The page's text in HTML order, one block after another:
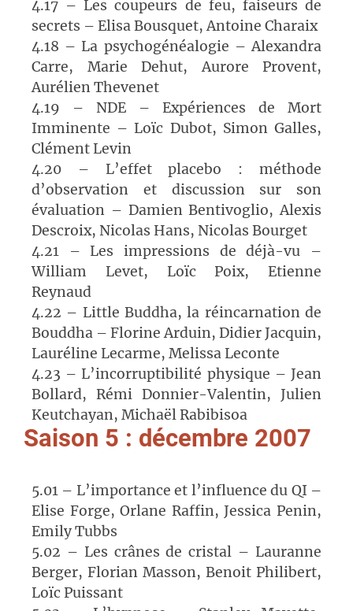
4.17 – Les coupeurs de feu, faiseurs de
secrets – Elisa Bousquet, Antoine Charaix
4.18 – La psychogénéalogie – Alexandra
Carre, Marie Dehut, Aurore Provent,
Aurélien Thevenet
4.19 – NDE – Expériences de Mort
Imminente – Loïc Dubot, Simon Galles,
Clément Levin
4.20 – L’effet placebo : méthode
d’observation et discussion sur son
évaluation – Damien Bentivoglio, Alexis
Descroix, Nicolas Hans, Nicolas Bourget
4.21 – Les impressions de déjà-vu –
William Levet, Loïc Poix, Etienne
Reynaud
4.22 – Little Buddha, la réincarnation de
Bouddha – Florine Arduin, Didier Jacquin,
Lauréline Lecarme, Melissa Leconte
4.23 – L’incorruptibilité physique – Jean
Bollard, Rémi Donnier-Valentin, Julien
Keutchayan, Michaël Rabibisoa
Saison 5 : décembre 2007
5.01 – L’importance et l’influence du QI –
Elise Forge, Orlane Raffin, Jessica Penin,
Emily Tubbs
5.02 – Les crânes de cristal – Lauranne
Berger, Florian Masson, Benoit Philibert,
Loïc Puissant